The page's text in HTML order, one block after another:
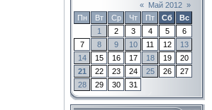
« Май 2012 »
Пн
Вт Ср Чт Пт Сб
Вс
1
2 3 4 5
6
7
8 9 10 11 12
13
14
15 16 17 18 19
20
21
22 23 24 25 26
27
28
29 30 31